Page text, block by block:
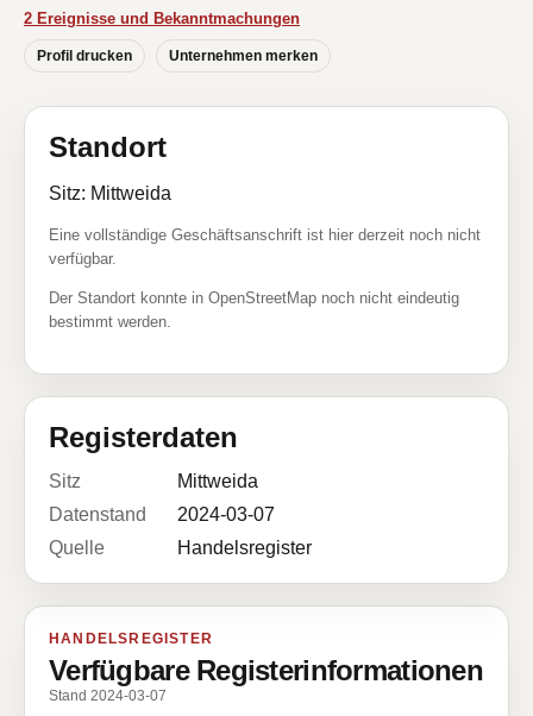
2 Ereignisse und Bekanntmachungen
Profil drucken Unternehmen merken
Standort
Sitz: Mittweida
Eine vollständige Geschäftsanschrift ist hier derzeit noch nicht
verfügbar.
Der Standort konnte in OpenStreetMap noch nicht eindeutig
bestimmt werden.
Registerdaten
Sitz
Mittweida
Datenstand
2024-03-07
Quelle
Handelsregister
HANDELSREGISTER
Verfügbare Registerinformationen
Stand 2024-03-07